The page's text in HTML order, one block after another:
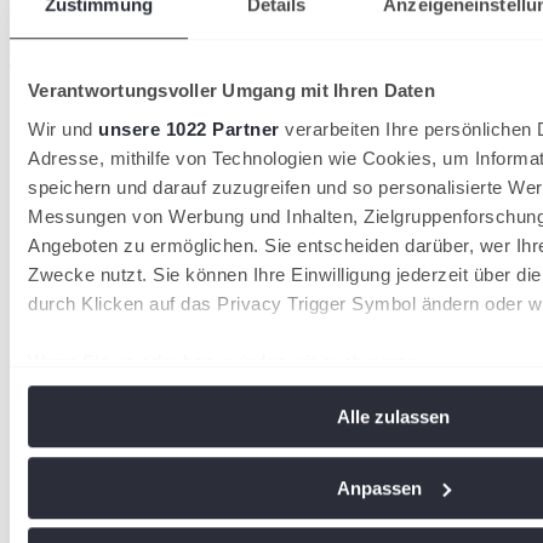
Zustimmung Details
Verantwortungsvoller Umgang mit Ihren Daten
Wir und unsere 1022 Partner verarbeiten Ihre persönlichen
Adresse, mithilfe von Technologien wie Cookies, um
speichern und darauf zuzugreifen und so personalisierte
Messungen von Werbung und Inhalten,
Angeboten zu ermöglichen. Sie entscheiden darüber, wer
Zwecke nutzt. Sie können Ihre Einwilligung jederzeit über
durch Klicken auf das Privacy Trigger Symbol ändern oder
Ihr Gerät durch aktives Scannen nach bestimmten
Erfahren Sie mehr darüber, wie Ihre persönlichen Daten
Alle zulassen
Anpassen